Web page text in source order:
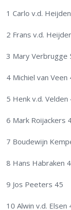
1 Carlo v.d.
2 Frans v.d.
3 Mary Verbrugge
4 Michiel van Veen
5 Henk v.d. Velden
6 Mark Roijackers
7 Boudewijn
8 Hans Habraken
9 Jos Peeters 45
10 Alwin v.d. Elsen